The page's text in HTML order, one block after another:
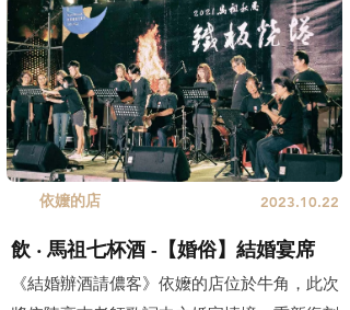
依嬤的店 2023.10.22
飲 ‧ 馬祖七杯酒 -【婚俗】結婚宴席
《結婚辦酒請儂客》依嬤的店位於牛角，此次